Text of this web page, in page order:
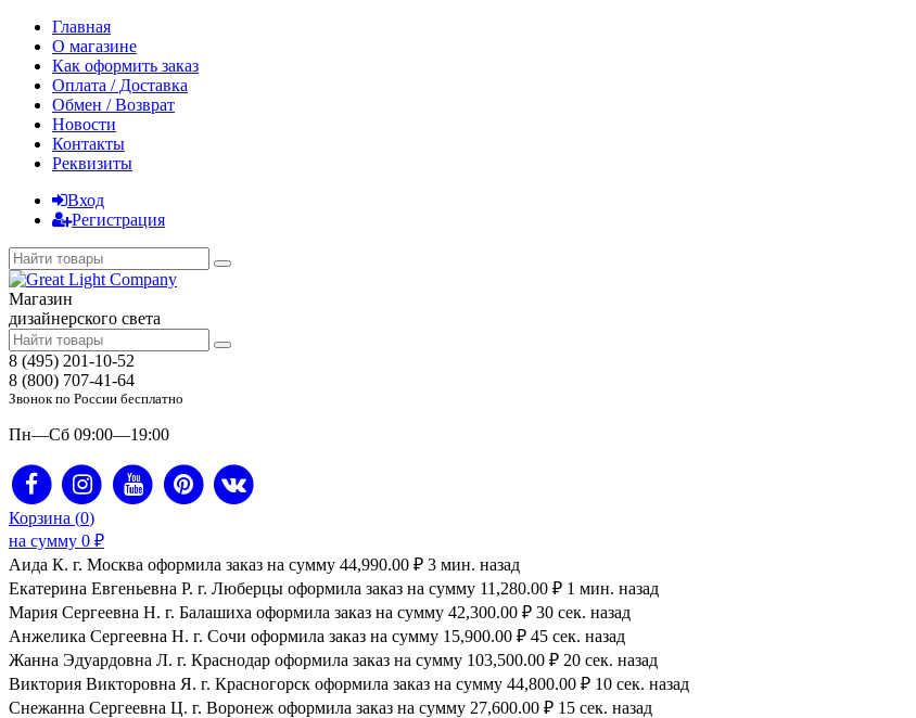
Главная
О магазине
Как оформить заказ
Оплата / Доставка
Обмен / Возврат
Новости
Контакты
Реквизиты
Вход
Регистрация
Магазин
дизайнерского света
8 (495) 201-10-52
8 (800) 707-41-64
Звонок по России бесплатно
Пн—Сб 09:00—19:00
Корзина (0)
на сумму 0 ₽
Аида К. г. Москва оформила заказ на сумму 44,990.00 ₽ 3 мин. назад
Екатерина Евгеньевна Р. г. Люберцы оформила заказ на сумму 11,280.00 ₽ 1 мин. назад
Мария Сергеевна H. г. Балашиха оформила заказ на сумму 42,300.00 ₽ 30 сек. назад
Анжелика Сергеевна Н. г. Сочи оформила заказ на сумму 15,900.00 ₽ 45 сек. назад
Жанна Эдуардовна Л. г. Краснодар оформила заказ на сумму 103,500.00 ₽ 20 сек. назад
Виктория Викторовна Я. г. Красногорск оформила заказ на сумму 44,800.00 ₽ 10 сек. назад
Снежанна Сергеевна Ц. г. Воронеж оформила заказ на сумму 27,600.00 ₽ 15 сек. назад